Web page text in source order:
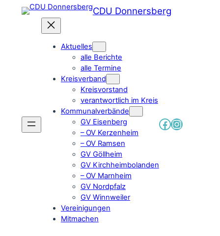
CDU Donnersberg
Aktuelles
alle Berichte
alle Termine
Kreisverband
Kreisvorstand
verantwortlich im Kreis
Kommunalverbände
GV Eisenberg
– OV Kerzenheim
– OV Ramsen
GV Göllheim
GV Kirchheimbolanden
– OV Marnheim
GV Nordpfalz
GV Winnweiler
Vereinigungen
Mitmachen
Facebook